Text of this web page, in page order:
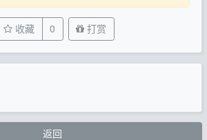
收藏 0 打赏
返回